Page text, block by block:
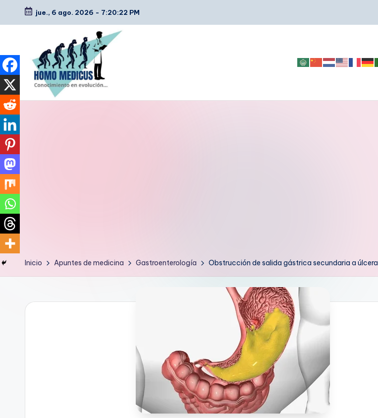
Saltar
contenido
jue., 6 ago. 2026 - 7:20:23 PM
i
c
u
Inicio Apuntes de medicina Gastroenterología Obstrucción de salida gástrica secundaria a úlcera